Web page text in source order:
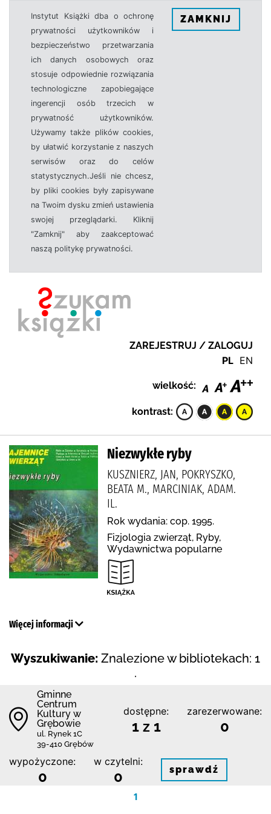
Instytut Książki dba o ochronę
prywatności użytkowników i
bezpieczeństwo przetwarzania
ich danych osobowych oraz
stosuje odpowiednie rozwiązania
technologiczne zapobiegające
ingerencji osób trzecich w
prywatność użytkowników.
Używamy także plików cookies,
by ułatwić korzystanie z naszych
serwisów oraz do celów
statystycznych.Jeśli nie chcesz,
by pliki cookies były zapisywane
na Twoim dysku zmień ustawienia
swojej przeglądarki. Kliknij
"Zamknij" aby zaakceptować
naszą politykę prywatności.
ZAMKNIJ
ZAREJESTRUJ / ZALOGUJ
PL EN
wielkość:
kontrast:
Niezwykłe ryby
KUSZNIERZ, JAN, POKRYSZKO,
BEATA M., MARCINIAK, ADAM.
IL.
Rok wydania: cop. 1995.
Fizjologia zwierząt, Ryby,
Wydawnictwa popularne
Więcej informacji
Wyszukiwanie: Znalezione w bibliotekach: 1
.
Gminne
Centrum
Kultury w
Grębowie
ul. Rynek 1C
39-410 Grębów
dostępne:
1 z 1
zarezerwowane:
0
wypożyczone:
0
w czytelni:
0 sprawdź
1